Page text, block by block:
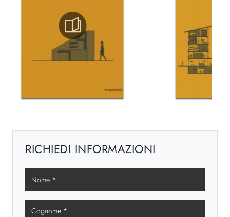
RICHIEDI INFORMAZIONI